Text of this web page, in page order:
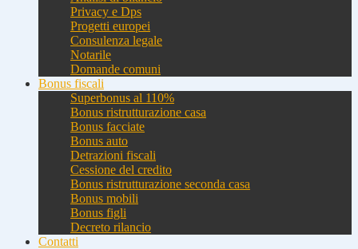
Privacy e Dps
Progetti europei
Consulenza legale
Notarile
Domande comuni
Bonus fiscali
Superbonus al 110%
Bonus ristrutturazione casa
Bonus facciate
Bonus auto
Detrazioni fiscali
Cessione del credito
Bonus ristrutturazione seconda casa
Bonus mobili
Bonus figli
Decreto rilancio
Contatti